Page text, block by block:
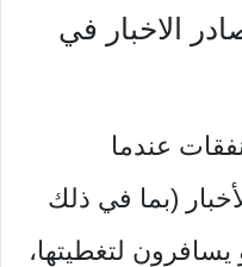
الاخبار في
عندما
(بما في ذلك
لتغطيتها،